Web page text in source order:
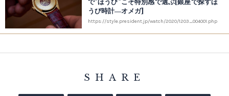
で"ほうび"こそ特別感で選ぶ[銀座で探すほ
うび時計―オメガ]
https://style.president.jp/watch/2020/1203_004001.php
SHARE